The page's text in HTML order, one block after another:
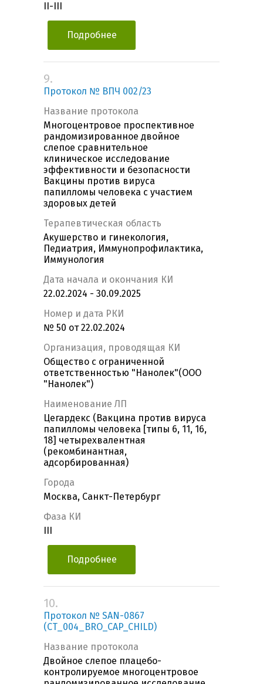
II-III
Подробнее
9.
Протокол № ВПЧ 002/23
Название протокола
Многоцентровое проспективное
рандомизированное двойное
слепое сравнительное
клиническое исследование
эффективности и безопасности
Вакцины против вируса
папилломы человека с участием
здоровых детей
Терапевтическая область
Акушерство и гинекология,
Педиатрия, Иммунопрофилактика,
Иммунология
Дата начала и окончания КИ
22.02.2024 - 30.09.2025
Номер и дата РКИ
№ 50 от 22.02.2024
Организация, проводящая КИ
Общество с ограниченной
ответственностью "Нанолек"(ООО
"Нанолек")
Наименование ЛП
Цегардекс (Вакцина против вируса
папилломы человека [типы 6, 11, 16,
18] четырехвалентная
(рекомбинантная,
адсорбированная)
Города
Москва, Санкт-Петербург
Фаза КИ
Подробнее
10.
Протокол № SAN-0867
(CT_004_BRO_CAP_CHILD)
Название протокола
Двойное слепое плацебо-
контролируемое многоцентровое